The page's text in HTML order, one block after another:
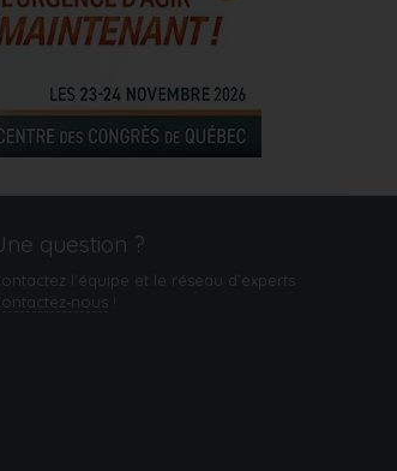
question ?
l'équipe et le réseau d’experts
!